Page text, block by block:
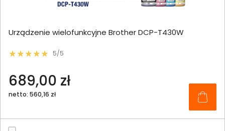
Urządzenie wielofunkcyjne Brother DCP-T430W
5/5
689,00 zł
netto: 560,16 zł